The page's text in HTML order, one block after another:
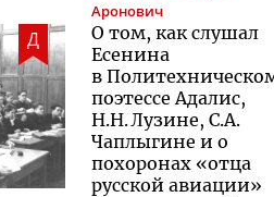
Д
Аронович
О том, как слушал
Есенина
в
поэтессе Адалис,
Н.Н. Лузине, С.А.
Чаплыгине и о
похоронах «отца
русской авиации»